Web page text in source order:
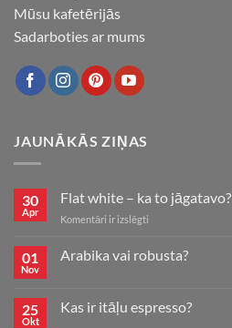
Mūsu kafetērijās
Sadarboties ar mums
JAUNĀKĀS ZIŅAS
30
Apr
Flat white – ka to jāgatavo?
Komentāri ir izslēgti
–
ka
01
Nov
Arabika vai robusta?
25
Okt
Kas ir itāļu espresso?